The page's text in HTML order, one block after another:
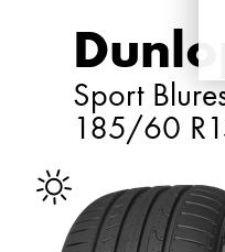
Sport
185/60